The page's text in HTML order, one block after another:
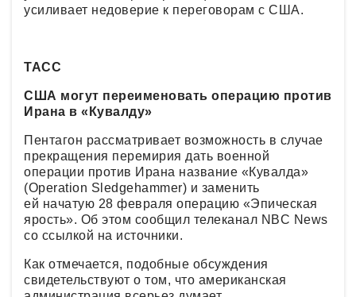
усиливает недоверие к переговорам с США.
ТАСС
США могут переименовать операцию против
Ирана в «Кувалду»
Пентагон рассматривает возможность в случае
прекращения перемирия дать военной
операции против Ирана название «Кувалда»
(Operation Sledgehammer) и заменить
ей начатую 28 февраля операцию «Эпическая
ярость». Об этом сообщил телеканал NBC News
со ссылкой на источники.
Как отмечается, подобные обсуждения
свидетельствуют о том, что американская